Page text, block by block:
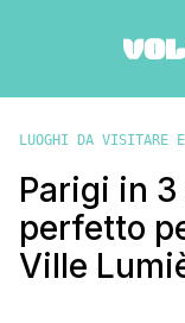
LUOGHI DA VISITARE
Parigi in
perfetto
Ville